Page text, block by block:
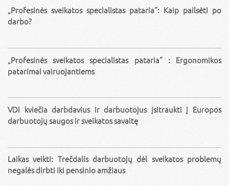
„Profesinės sveikatos specialistas pataria“: Kaip pailsėti po
darbo?
„Profesinės sveikatos specialistas pataria“ : Ergonomikos
patarimai vairuojantiems
VDI kviečia darbdavius ir darbuotojus įsitraukti į Europos
darbuotojų saugos ir sveikatos savaitę
Laikas veikti: Trečdalis darbuotojų dėl sveikatos problemų
negalės dirbti iki pensinio amžiaus